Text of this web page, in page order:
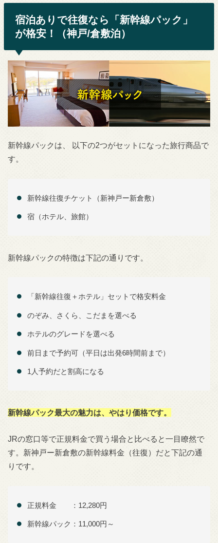
宿泊ありで往復なら「新幹線パック」
が格安！（神戸/倉敷泊）
新幹線パックは、 以下の2つがセットになった旅行商品で
す。
新幹線往復チケット（新神戸ー新倉敷）
宿（ホテル、旅館）
新幹線パックの特徴は下記の通りです。
「新幹線往復＋ホテル」セットで格安料金
のぞみ、さくら、こだまを選べる
ホテルのグレードを選べる
前日まで予約可（平日は出発6時間前まで）
1人予約だと割高になる
新幹線パック最大の魅力は、やはり価格です。
JRの窓口等で正規料金で買う場合と比べると一目瞭然で
す。新神戸ー新倉敷の新幹線料金（往復）だと下記の通
りです。
正規料金 ：12,280円
新幹線パック：11,000円～